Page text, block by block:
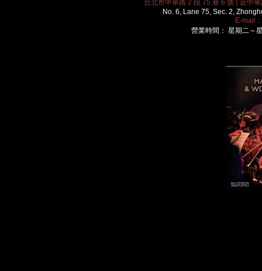
台北市中華路 2 段 75 巷 6 號 ( 近中
No. 6, Lane 75, Sec. 2,
E-mail：
營業時間： 星期二～